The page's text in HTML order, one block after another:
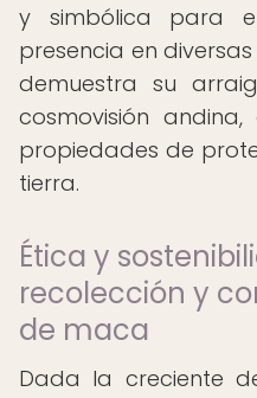
y simbólica para
presencia en
demuestra su
cosmovisión
propiedades de
tierra.
Ética y
recolección y
de maca
Dada la creciente